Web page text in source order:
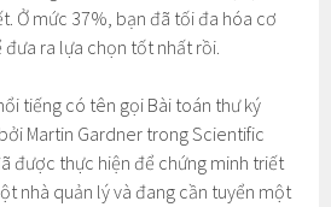
Ở mức 37%, bạn đã tối đa hóa cơ
ra lựa chọn tốt nhất rồi.
tiếng có tên gọi Bài toán thư ký
Martin Gardner trong Scientific
được thực hiện để chứng minh triết
nhà quản lý và đang cần tuyển một